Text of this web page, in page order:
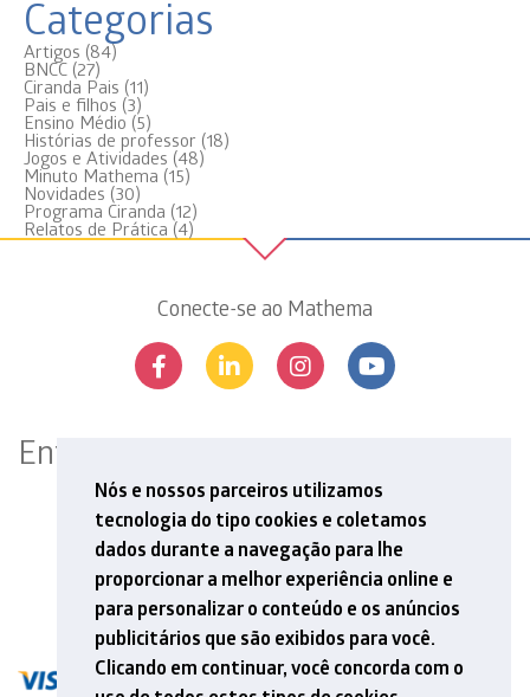
Nós e nossos parceiros utilizamos
tecnologia do tipo cookies e coletamos
dados durante a navegação para lhe
proporcionar a melhor experiência online e
para personalizar o conteúdo e os anúncios
publicitários que são exibidos para você.
Clicando em continuar, você concorda com o
Categorias
Artigos (84)
BNCC (27)
Ciranda Pais (11)
Pais e filhos (3)
Ensino Médio (5)
Histórias de professor (18)
Jogos e Atividades (48)
Minuto Mathema (15)
Novidades (30)
Programa Ciranda (12)
Relatos de Prática (4)
Conecte-se ao Mathema
Entre em contato
Rua Professor Aprígio Gonzaga, 78, 13º andar
São Judas, São Paulo, SP | 04303-000
Tel: +55 11 5548 6912
E-mail: contato@mathema.com.br